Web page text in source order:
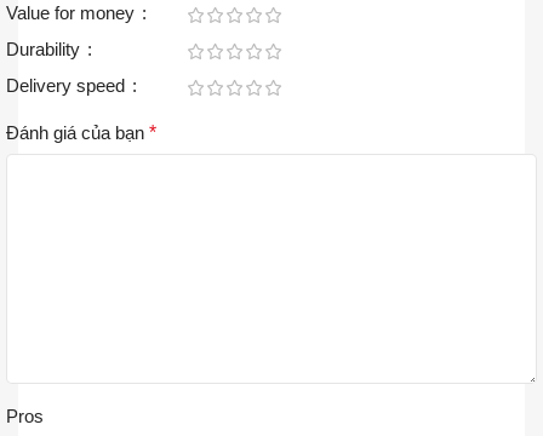
Value for money
Durability
Delivery speed
Đánh giá của bạn *
Pros